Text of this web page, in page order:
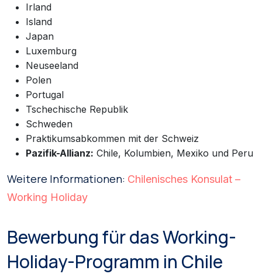
Irland
Island
Japan
Luxemburg
Neuseeland
Polen
Portugal
Tschechische Republik
Schweden
Praktikumsabkommen mit der Schweiz
Pazifik-Allianz: Chile, Kolumbien, Mexiko und Peru
Weitere Informationen: Chilenisches Konsulat –
Working Holiday
Bewerbung für das Working-
Holiday-Programm in Chile